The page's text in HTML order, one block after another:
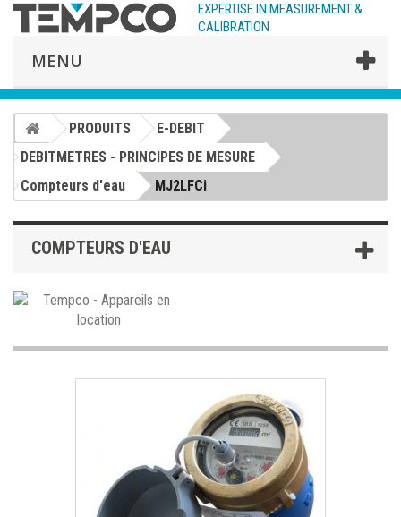
EXPERTISE IN MEASUREMENT &
CALIBRATION
MENU
PRODUITS
E-DEBIT
DEBITMETRES - PRINCIPES DE MESURE
Compteurs d'eau
MJ2LFCi
COMPTEURS D'EAU